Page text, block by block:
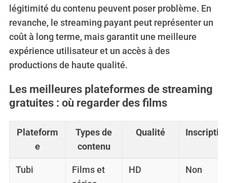
légitimité du contenu peuvent poser problème. En
revanche, le streaming payant peut représenter un
coût à long terme, mais garantit une meilleure
expérience utilisateur et un accès à des
productions de haute qualité.
Les meilleures plateformes de streaming
gratuites : où regarder des films
Plateform
e
Types de
contenu
Qualité
Tubi
Films et
HD Non